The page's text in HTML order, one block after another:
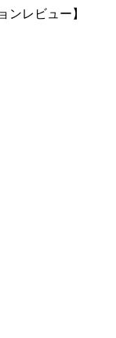
ンレビュー】